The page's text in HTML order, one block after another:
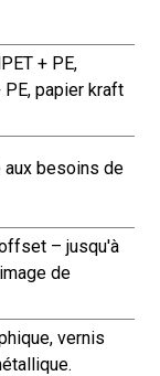
+ PE,
papier kraft
aux besoins de
– jusqu'à
de
vernis